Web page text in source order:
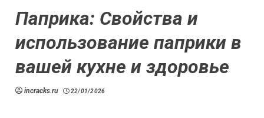
Паприка: Свойства и
использование паприки в
вашей кухне и здоровье
incracks.ru 22/01/2026